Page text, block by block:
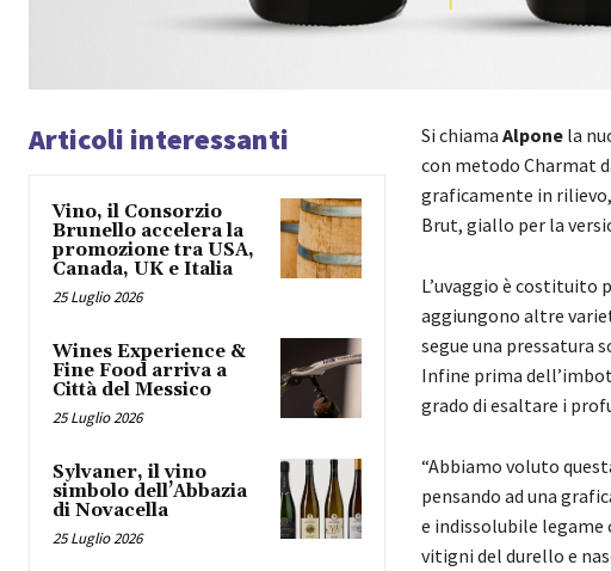
Articoli interessanti
Vino, il Consorzio
Brunello accelera la
promozione tra USA,
Canada, UK e Italia
25 Luglio 2026
Wines Experience &
Fine Food arriva a
Città del Messico
25 Luglio 2026
Sylvaner, il vino
simbolo dell’Abbazia
di Novacella
25 Luglio 2026
Si chiama Alponela
con metodo Charmat
graficamente in
Brut, giallo per la
L’uvaggio è costituito
aggiungono altre
segue una pressatura
Infine prima
grado di esaltare i
“Abbiamo voluto
pensando ad una
e indissolubile
vitigni del durello e